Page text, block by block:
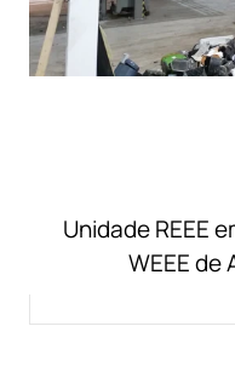
Unidade REEE
WEEE de